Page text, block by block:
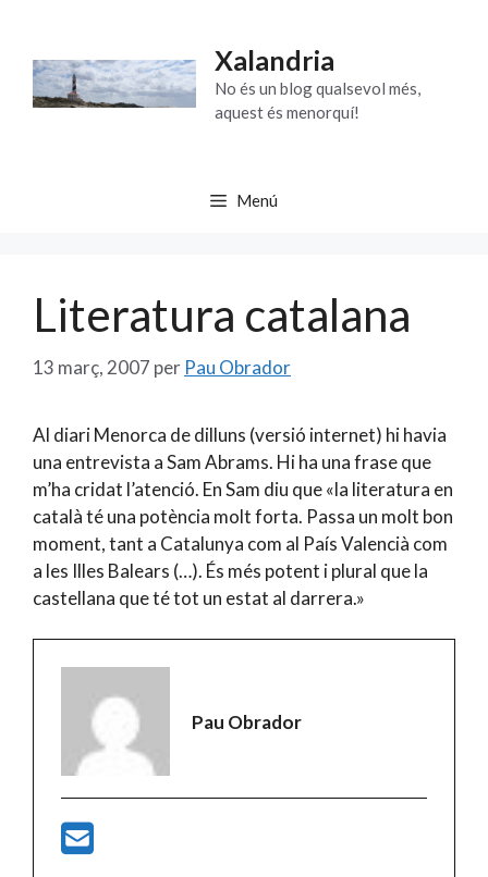
contingut
Xalandria
No és un blog qualsevol més,
aquest és menorquí!
Menú
Literatura catalana
13 març, 2007 per Pau Obrador
Al diari Menorca de dilluns (versió internet) hi havia
una entrevista a Sam Abrams. Hi ha una frase que
m’ha cridat l’atenció. En Sam diu que «la literatura en
català té una potència molt forta. Passa un molt bon
moment, tant a Catalunya com al País Valencià com
a les Illes Balears (…). És més potent i plural que la
castellana que té tot un estat al darrera.»
Pau Obrador